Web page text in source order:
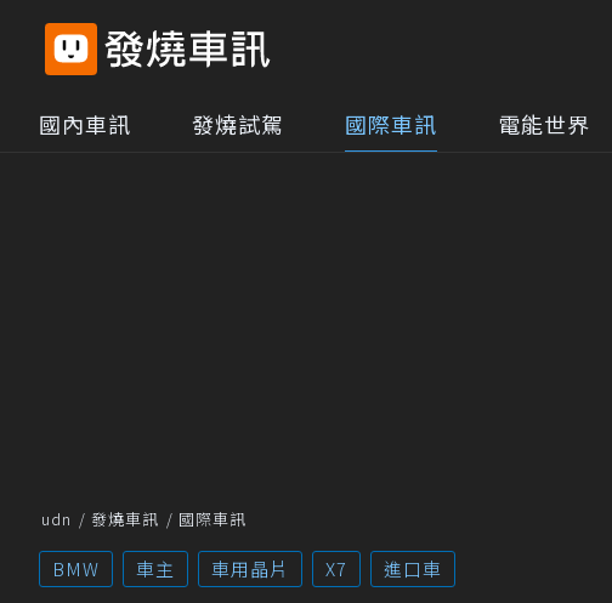
國內車訊 發燒試駕 國際車訊 電能世界
udn 發燒車訊 國際車訊
BMW 車主 車用晶片 X7 進口車